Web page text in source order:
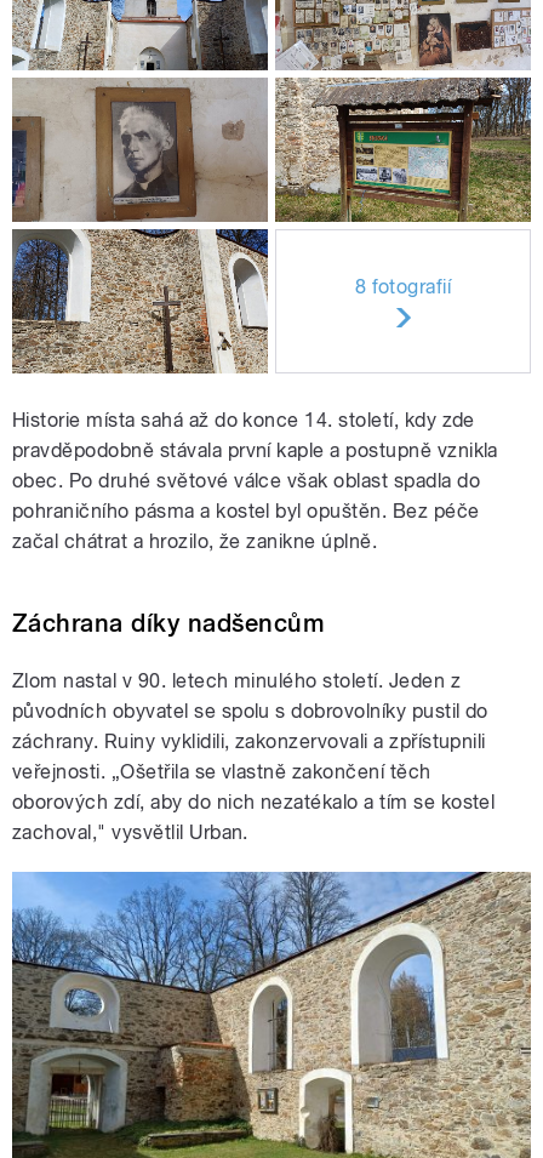
8 fotografií
Historie místa sahá až do konce 14. století, kdy zde
pravděpodobně stávala první kaple a postupně vznikla
obec. Po druhé světové válce však oblast spadla do
pohraničního pásma a kostel byl opuštěn. Bez péče
začal chátrat a hrozilo, že zanikne úplně.
Záchrana díky nadšencům
Zlom nastal v 90. letech minulého století. Jeden z
původních obyvatel se spolu s dobrovolníky pustil do
záchrany. Ruiny vyklidili, zakonzervovali a zpřístupnili
veřejnosti. „Ošetřila se vlastně zakončení těch
oborových zdí, aby do nich nezatékalo a tím se kostel
zachoval," vysvětlil Urban.